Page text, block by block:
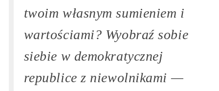
twoim własnym sumieniem i
wartościami? Wyobraź sobie
siebie w demokratycznej
republice z niewolnikami —